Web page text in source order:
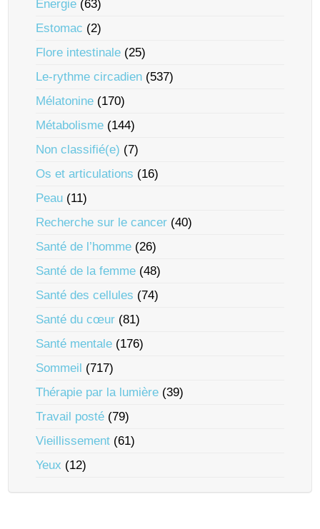
Énergie (63)
Estomac (2)
Flore intestinale (25)
Le-rythme circadien (537)
Mélatonine (170)
Métabolisme (144)
Non classifié(e) (7)
Os et articulations (16)
Peau (11)
Recherche sur le cancer (40)
Santé de l’homme (26)
Santé de la femme (48)
Santé des cellules (74)
Santé du cœur (81)
Santé mentale (176)
Sommeil (717)
Thérapie par la lumière (39)
Travail posté (79)
Vieillissement (61)
Yeux (12)